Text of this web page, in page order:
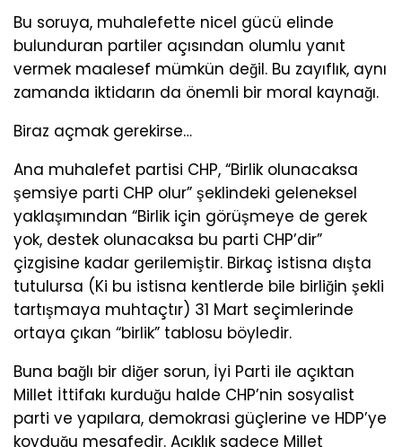
Bu soruya, muhalefette nicel gücü elinde
bulunduran partiler açısından olumlu yanıt
vermek maalesef mümkün değil. Bu zayıflık, aynı
zamanda iktidarın da önemli bir moral kaynağı.
Biraz açmak gerekirse…
Ana muhalefet partisi CHP, “Birlik olunacaksa
şemsiye parti CHP olur” şeklindeki geleneksel
yaklaşımından “Birlik için görüşmeye de gerek
yok, destek olunacaksa bu parti CHP’dir”
çizgisine kadar gerilemiştir. Birkaç istisna dışta
tutulursa (Ki bu istisna kentlerde bile birliğin şekli
tartışmaya muhtaçtır) 31 Mart seçimlerinde
ortaya çıkan “birlik” tablosu böyledir.
Buna bağlı bir diğer sorun, İyi Parti ile açıktan
Millet İttifakı kurduğu halde CHP’nin sosyalist
parti ve yapılara, demokrasi güçlerine ve HDP’ye
koyduğu mesafedir. Açıklık sadece Millet